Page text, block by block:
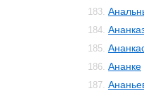
183.
184.
185.
186. Ананке
187.